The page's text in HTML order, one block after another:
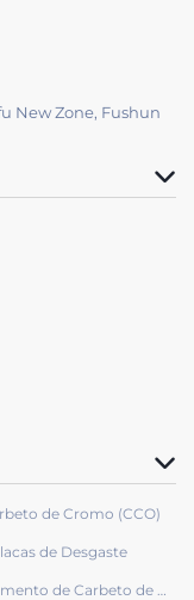
New Zone, Fushun
de Cromo (CCO)
de Desgaste